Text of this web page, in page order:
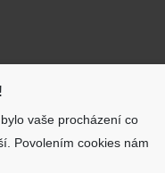
vaše procházení co
Povolením cookies nám